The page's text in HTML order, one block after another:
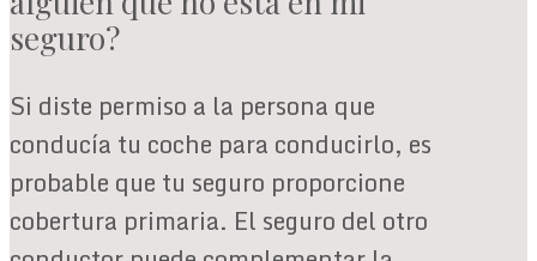
seguro?
Si diste permiso a la persona que
conducía tu coche para conducirlo, es
probable que tu seguro proporcione
cobertura primaria. El seguro del otro